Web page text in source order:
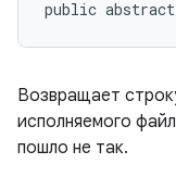
public
Возвращает
исполняемого
пошло не так.